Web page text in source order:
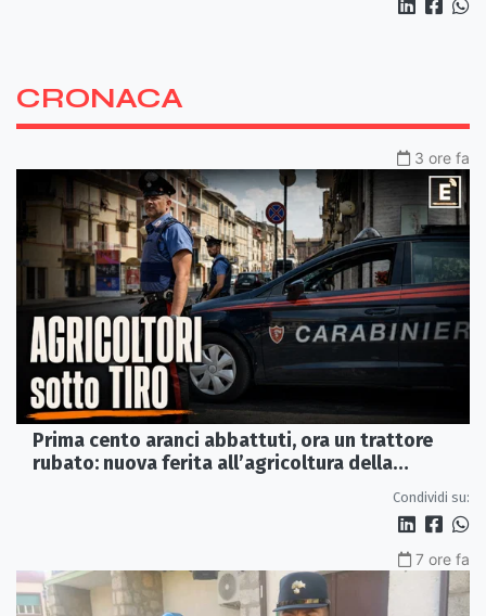
CRONACA
3 ore fa
Prima cento aranci abbattuti, ora un trattore
rubato: nuova ferita all’agricoltura della
Condividi su:
7 ore fa